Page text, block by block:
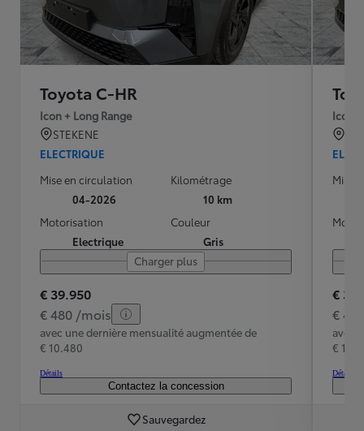
Toyota C-HR
Icon + Long Range
STEKENE
ELECTRIQUE
Mise en circulation
04-2026
Kilométrage
10 km
Motorisation
Electrique
Couleur
Gris
Charger plus
€ 39.950
€ 480 /mois
avec une dernière mensualité augmentée de
€ 10.480
Détails
Contactez la concession
Sauvegardez
Icon
Mise
€
€
avec
€
Détails